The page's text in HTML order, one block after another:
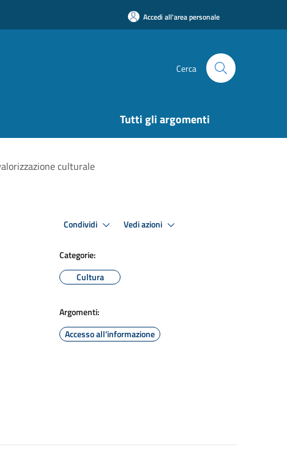
Accedi all'area personale
Cerca
Tutti gli argomenti
culturale
Condividi Premi Invio per attivare. apre menu
Vedi azioni
Categorie:
Cultura
Argomenti:
Accesso all'informazione